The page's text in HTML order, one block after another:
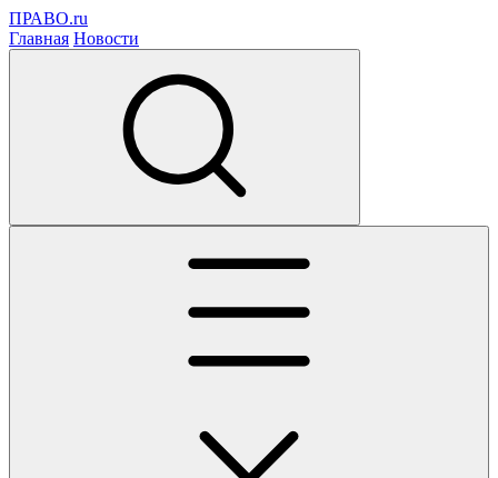
ПРАВО.ru
Главная Новости